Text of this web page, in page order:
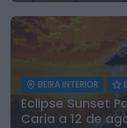
BEIRA INTERIOR
Eclipse Sunset
Caria a 12 de